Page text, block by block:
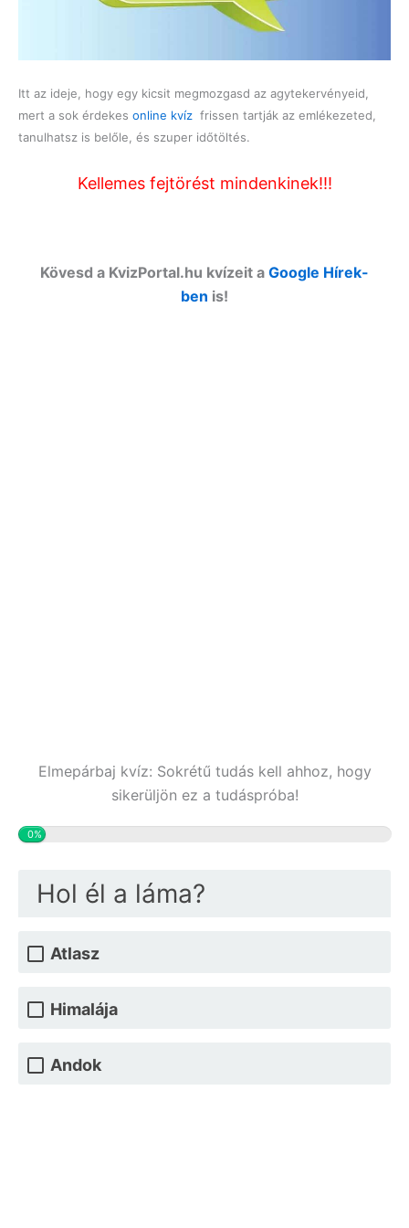
Itt az ideje, hogy egy kicsit megmozgasd az agytekervényeid,
mert a sok érdekes online kvíz frissen tartják az emlékezeted,
tanulhatsz is belőle, és szuper időtöltés.
Kellemes fejtörést mindenkinek!!!
Kövesd a KvizPortal.hu kvízeit a Google Hírek-
ben is!
Elmepárbaj kvíz: Sokrétű tudás kell ahhoz, hogy
sikerüljön ez a tudáspróba!
0%
Hol él a láma?
Atlasz
Himalája
Andok